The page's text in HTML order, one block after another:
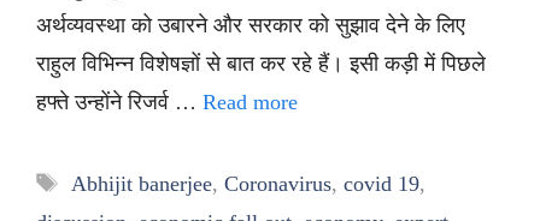
अर्थव्यवस्था को उबारने और सरकार को सुझाव देने के लिए
राहुल विभिन्न विशेषज्ञों से बात कर रहे हैं। इसी कड़ी में पिछले
हफ्ते उन्होंने रिजर्व … Read more
Tags
Abhijit banerjee, Coronavirus, covid 19,